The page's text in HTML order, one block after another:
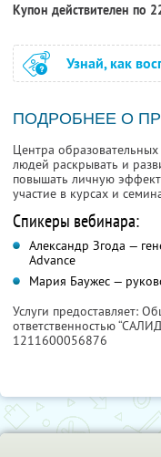
Купон действителен по
Узнай, как
ПОДРОБНЕЕ О
Центра
людей раскрывать и
повышать личную
участие в курсах и
Спикеры вебинара:
Александр Згода —
Advance
Мария Баужес —
Услуги предоставляет:
ответственностью
1211600056876